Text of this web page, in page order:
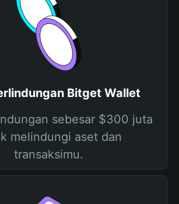
Bitget Wallet
sebesar $300 juta
melindungi aset dan
transaksimu.